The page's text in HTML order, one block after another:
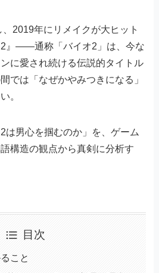
2019年にリメイクが大ヒット
2』——通称「バイオ2」は、今な
に愛され続ける伝説的タイトル
では「なぜかやみつきになる」
。
は男心を掴むのか」を、ゲーム
構造の観点から真剣に分析す
目次
こと